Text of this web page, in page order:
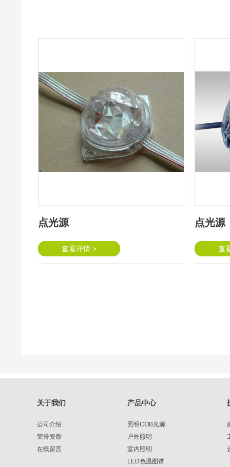
点光源
查看详情 >
点光源
查
关于我们
公司介绍
荣誉资质
在线留言
产品中心
照明COB光源
户外照明
室内照明
LED色温图谱